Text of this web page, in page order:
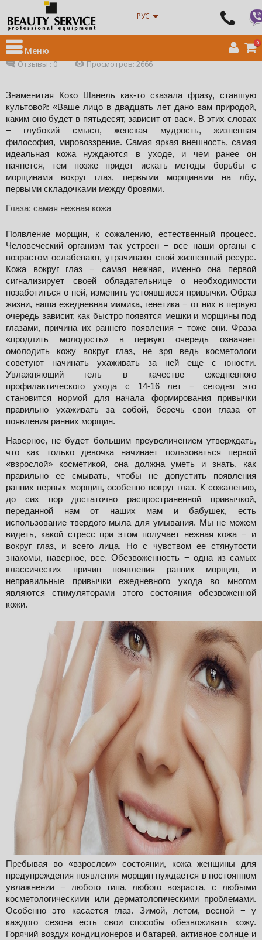
РУС
0
Меню
Интернет магазин оборудования для салонов красоты Новости
» Как
справиться с морщинами вокруг глаз? (Часть I)
Как справиться с морщинами вокруг глаз? (Часть I)
20 декабря 2019 10:43:09
Отзывы :0 Просмотров: 2666
Знаменитая Коко Шанель как-то сказала фразу, ставшую
культовой: «Ваше лицо в двадцать лет дано вам природой,
каким оно будет в пятьдесят, зависит от вас». В этих словах
− глубокий смысл, женская мудрость, жизненная
философия, мировоззрение. Самая яркая внешность, самая
идеальная кожа нуждаются в уходе, и чем ранее он
начнется, тем позже придет искать методы борьбы с
морщинами вокруг глаз, первыми морщинами на лбу,
первыми складочками между бровями.
Глаза: самая нежная кожа
Появление морщин, к сожалению, естественный процесс.
Человеческий организм так устроен − все наши органы с
возрастом ослабевают, утрачивают свой жизненный ресурс.
Кожа вокруг глаз − самая нежная, именно она первой
сигнализирует своей обладательнице о необходимости
позаботиться о ней, изменить устоявшиеся привычки. Образ
жизни, наша ежедневная мимика, генетика − от них в первую
очередь зависит, как быстро появятся мешки и морщины под
глазами, причина их раннего появления − тоже они. Фраза
«продлить молодость» в первую очередь означает
омолодить кожу вокруг глаз, не зря ведь косметологи
советуют начинать ухаживать за ней еще с юности.
Увлажняющий гель в качестве ежедневного
профилактического ухода с 14-16 лет − сегодня это
становится нормой для начала формирования привычки
правильно ухаживать за собой, беречь свои глаза от
появления ранних морщин.
Наверное, не будет большим преувеличением утверждать,
что как только девочка начинает пользоваться первой
«взрослой» косметикой, она должна уметь и знать, как
правильно ее смывать, чтобы не допустить появления
ранних первых морщин, особенно вокруг глаз. К сожалению,
до сих пор достаточно распространенной привычкой,
переданной нам от наших мам и бабушек, есть
использование твердого мыла для умывания. Мы не можем
видеть, какой стресс при этом получает нежная кожа − и
вокруг глаз, и всего лица. Но с чувством ее стянутости
знакомы, наверное, все. Обезвоженность − одна из самых
классических причин появления ранних морщин, и
неправильные привычки ежедневного ухода во многом
являются стимуляторами этого состояния обезвоженной
кожи.
Пребывая во «взрослом» состоянии, кожа женщины для
предупреждения появления морщин нуждается в постоянном
увлажнении − любого типа, любого возраста, с любыми
косметологическими или дерматологическими проблемами.
Особенно это касается глаз. Зимой, летом, весной − у
каждого сезона есть свои способы обезвоживать кожу.
Горячий воздух кондиционеров и батарей, активное солнце и